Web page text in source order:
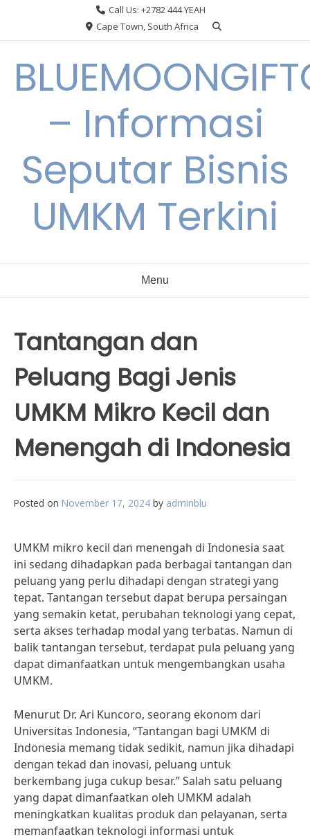
Call Us: +2782 444 YEAH
Cape Town, South Africa
– Informasi
Seputar Bisnis
UMKM Terkini
Menu
Tantangan dan
Peluang Bagi Jenis
UMKM Mikro Kecil dan
Menengah di Indonesia
Posted on November 17, 2024 by adminblu
UMKM mikro kecil dan menengah di Indonesia saat
ini sedang dihadapkan pada berbagai tantangan dan
peluang yang perlu dihadapi dengan strategi yang
tepat. Tantangan tersebut dapat berupa persaingan
yang semakin ketat, perubahan teknologi yang cepat,
serta akses terhadap modal yang terbatas. Namun di
balik tantangan tersebut, terdapat pula peluang yang
dapat dimanfaatkan untuk mengembangkan usaha
UMKM.
Menurut Dr. Ari Kuncoro, seorang ekonom dari
Universitas Indonesia, “Tantangan bagi UMKM di
Indonesia memang tidak sedikit, namun jika dihadapi
dengan tekad dan inovasi, peluang untuk
berkembang juga cukup besar.” Salah satu peluang
yang dapat dimanfaatkan oleh UMKM adalah
meningkatkan kualitas produk dan pelayanan, serta
memanfaatkan teknologi informasi untuk